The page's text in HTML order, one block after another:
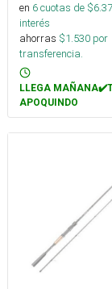
en 6cuotas de $
interés
ahorras $1.530 por
transferencia.
LLEGA
APOQUINDO